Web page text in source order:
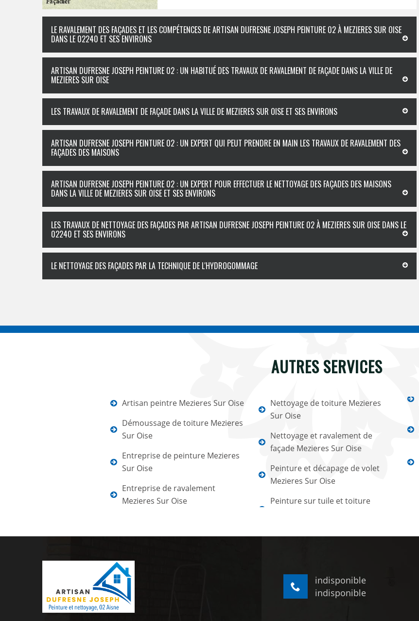
LE RAVALEMENT DES FAÇADES ET LES COMPÉTENCES DE ARTISAN DUFRESNE JOSEPH PEINTURE 02 À MEZIERES SUR OISE
DANS LE 02240 ET SES ENVIRONS
ARTISAN DUFRESNE JOSEPH PEINTURE 02 : UN HABITUÉ DES TRAVAUX DE RAVALEMENT DE FAÇADE DANS LA VILLE DE
MEZIERES SUR OISE
LES TRAVAUX DE RAVALEMENT DE FAÇADE DANS LA VILLE DE MEZIERES SUR OISE ET SES ENVIRONS
ARTISAN DUFRESNE JOSEPH PEINTURE 02 : UN EXPERT QUI PEUT PRENDRE EN MAIN LES TRAVAUX DE RAVALEMENT DES
FAÇADES DES MAISONS
ARTISAN DUFRESNE JOSEPH PEINTURE 02 : UN EXPERT POUR EFFECTUER LE NETTOYAGE DES FAÇADES DES MAISONS
DANS LA VILLE DE MEZIERES SUR OISE ET SES ENVIRONS
LES TRAVAUX DE NETTOYAGE DES FAÇADES PAR ARTISAN DUFRESNE JOSEPH PEINTURE 02 À MEZIERES SUR OISE DANS LE
02240 ET SES ENVIRONS
LE NETTOYAGE DES FAÇADES PAR LA TECHNIQUE DE L'HYDROGOMMAGE
AUTRES SERVICES
Artisan peintre Mezieres Sur Oise
Démoussage de toiture Mezieres
Sur Oise
Entreprise de peinture Mezieres
Sur Oise
Entreprise de ravalement
Mezieres Sur Oise
Nettoyage de toiture Mezieres
Sur Oise
Nettoyage et ravalement de
façade Mezieres Sur Oise
Peinture et décapage de volet
Mezieres Sur Oise
Peinture sur tuile et toiture
indisponible
indisponible